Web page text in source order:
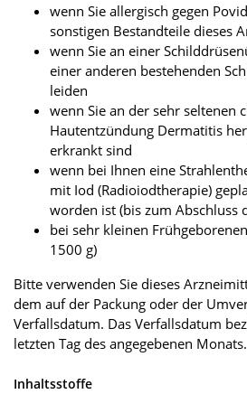
wenn Sie allergisch gegen
sonstigen Bestandteile dieses
wenn Sie an einer
einer anderen bestehenden
leiden
wenn Sie an der sehr seltenen
Hautentzündung Dermatitis
erkrankt sind
wenn bei Ihnen eine
mit Iod (Radioiodtherapie)
worden ist (bis zum Abschluss
bei sehr kleinen
1500 g)
Bitte verwenden Sie dieses
dem auf der Packung oder der
Verfallsdatum. Das Verfallsdatum
letzten Tag des angegebenen Monats.
Inhaltsstoffe